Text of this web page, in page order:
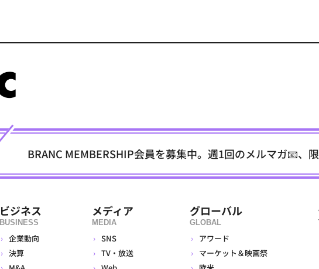
BRANC MEMBERSHIP会員を募集中。週1回のメルマガ📧、
ビジネス
BUSINESS
企業動向
決算
メディア
MEDIA
SNS
TV・放送
グローバル
GLOBAL
アワード
マーケット＆映画祭